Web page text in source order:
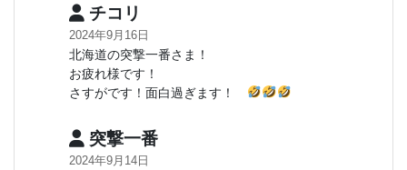
チコリ
2024年9月16日
北海道の突撃一番さま！
お疲れ様です！
さすがです！面白過ぎます！
突撃一番
2024年9月14日